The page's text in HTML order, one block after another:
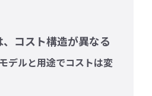
コスト構造が異なる
デルと用途でコストは変